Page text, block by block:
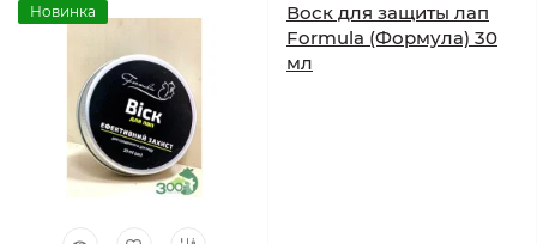
Новинка
Воск для защиты лап
Formula (Формула) 30
мл